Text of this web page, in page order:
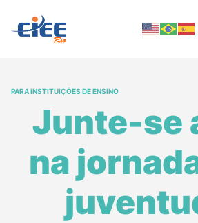
PARA INSTITUIÇÕES DE ENSINO
Junte-se
na